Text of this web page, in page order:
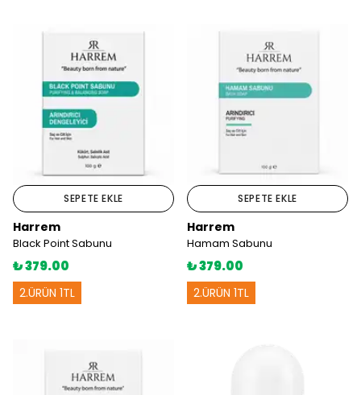
SEPETE EKLE
Harrem
Black Point Sabunu
₺ 379.00
2.ÜRÜN 1TL
SEPETE EKLE
Harrem
Hamam Sabunu
₺ 379.00
2.ÜRÜN 1TL